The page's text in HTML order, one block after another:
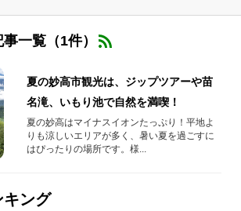
一覧（1件）
夏の妙高市観光は、ジップツアーや苗
名滝、いもり池で自然を満喫！
夏の妙高はマイナスイオンたっぷり！平地よ
りも涼しいエリアが多く、暑い夏を過ごすに
はぴったりの場所です。様...
キング